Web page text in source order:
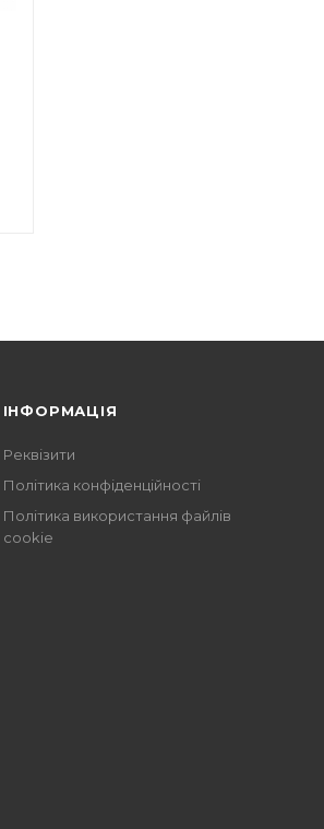
ІНФОРМАЦІЯ
Реквізити
Політика конфіденційності
Політика використання файлів
cookie